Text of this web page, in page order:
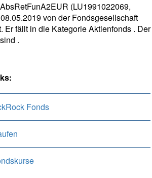
(LU1991022069,
von der Fondsgesellschaft
Er fällt in die Kategorie Aktienfonds . Der
.
Fonds